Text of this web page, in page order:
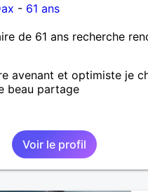
- 61 ans
de 61 ans recherche
avenant et optimiste je
beau partage
Voir le profil